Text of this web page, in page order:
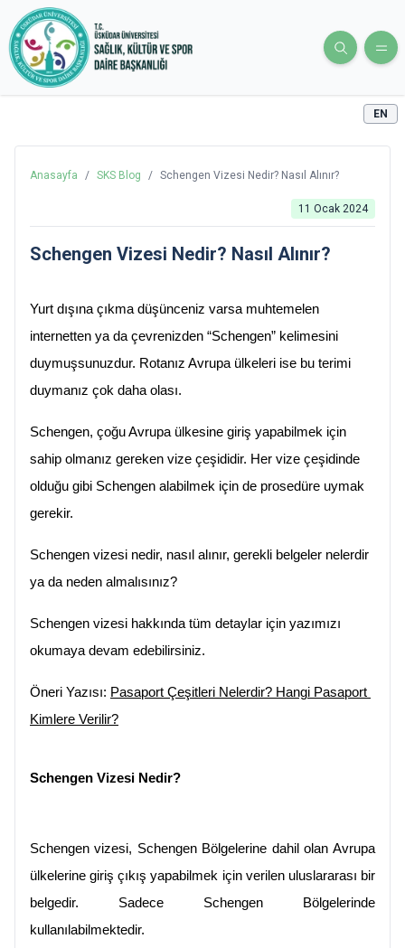
EN
Anasayfa / SKS Blog / Schengen Vizesi Nedir? Nasıl Alınır?
11 Ocak 2024
Schengen Vizesi Nedir? Nasıl Alınır?
Yurt dışına çıkma düşünceniz varsa muhtemelen
internetten ya da çevrenizden “Schengen” kelimesini
duymuşsunuzdur. Rotanız Avrupa ülkeleri ise bu terimi
duymanız çok daha olası.
Schengen, çoğu Avrupa ülkesine giriş yapabilmek için
sahip olmanız gereken vize çeşididir. Her vize çeşidinde
olduğu gibi Schengen alabilmek için de prosedüre uymak
gerekir.
Schengen vizesi nedir, nasıl alınır, gerekli belgeler nelerdir
ya da neden almalısınız?
Schengen vizesi hakkında tüm detaylar için yazımızı
okumaya devam edebilirsiniz.
Öneri Yazısı: Pasaport Çeşitleri Nelerdir? Hangi Pasaport
Kimlere Verilir?
Schengen Vizesi Nedir?
Schengen vizesi, Schengen Bölgelerine dahil olan Avrupa
ülkelerine giriş çıkış yapabilmek için verilen uluslararası bir
belgedir. Sadece Schengen Bölgelerinde
kullanılabilmektedir.